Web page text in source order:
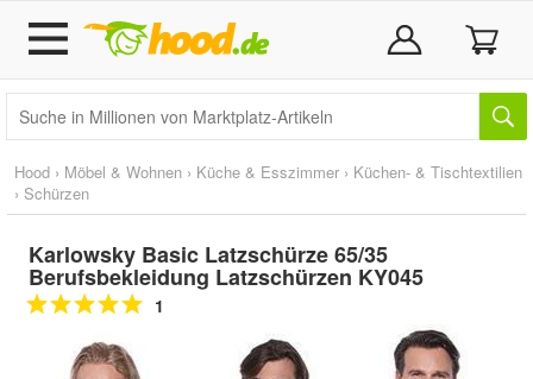
Hood › Möbel & Wohnen › Küche & Esszimmer › Küchen- & Tischtextilien
› Schürzen
Karlowsky Basic Latzschürze 65/35
Berufsbekleidung Latzschürzen KY045
1